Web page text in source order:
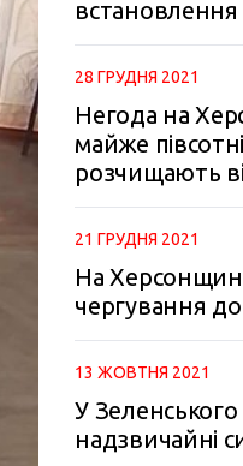
встановлення
28 ГРУДНЯ 2021
Негода на
майже
розчищають
21 ГРУДНЯ 2021
На
чергування
13 ЖОВТНЯ 2021
У Зеленського
надзвичайні